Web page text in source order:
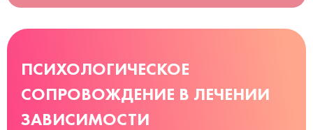
ПСИХОЛОГИЧЕСКОЕ
СОПРОВОЖДЕНИЕ В ЛЕЧЕНИИ
ЗАВИСИМОСТИ